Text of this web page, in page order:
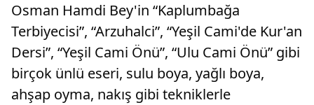
Osman Hamdi Bey'in “Kaplumbağa
Terbiyecisi”, “Arzuhalci”, “Yeşil Cami'de Kur'an
Dersi”, “Yeşil Cami Önü”, “Ulu Cami Önü” gibi
birçok ünlü eseri, sulu boya, yağlı boya,
ahşap oyma, nakış gibi tekniklerle